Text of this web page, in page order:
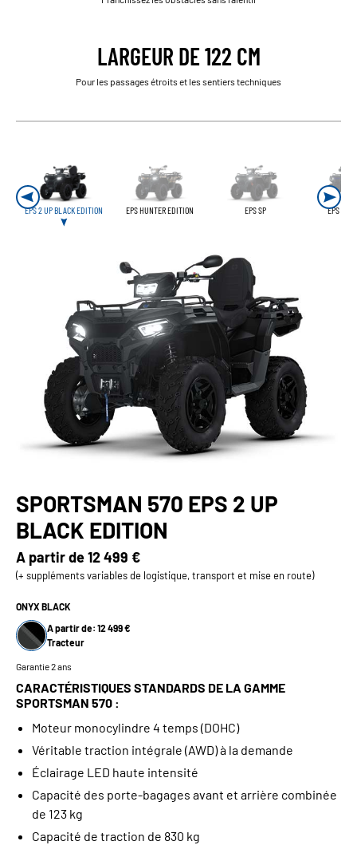
LARGEUR DE 122 CM
Pour les passages étroits et les sentiers techniques
EPS 2 UP BLACK EDITION EPS HUNTER EDITION EPS SP EPS SP
SPORTSMAN 570 EPS 2 UP
BLACK EDITION
A partir de12 499 €
(+ suppléments variables de logistique, transport et mise en route)
ONYX BLACK
A partir de: 12 499 €
Tracteur
Garantie 2 ans
CARACTÉRISTIQUES STANDARDS DE LA GAMME
SPORTSMAN 570 :
Moteur monocylindre 4 temps (DOHC)
Véritable traction intégrale (AWD) à la demande
Éclairage LED haute intensité
Capacité des porte-bagages avant et arrière combinée
de 123 kg
Capacité de traction de 830 kg